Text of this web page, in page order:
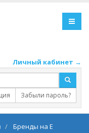
Личный кабинет →
Забыли пароль?
Бренды на E